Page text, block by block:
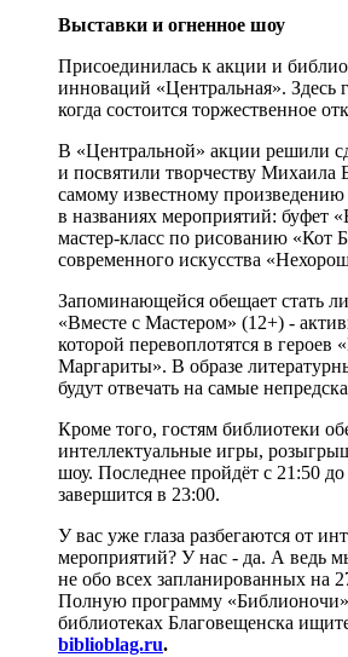
Выставки и огненное шоу
Присоединилась к акции и
инноваций «Центральная». Здесь
когда состоится торжественное
В «Центральной» акции решили
и посвятили творчеству Михаила
самому известному
в названиях мероприятий: буфет
мастер-класс по рисованию «Кот
современного искусства
Запоминающейся обещает стать
«Вместе с Мастером» (12+) -
которой перевоплотятся в героев
Маргариты». В образе
будут отвечать на самые
Кроме того, гостям библиотеки
интеллектуальные игры,
шоу. Последнее пройдёт с 21:50
завершится в 23:00.
У вас уже глаза разбегаются от
мероприятий? У нас - да. А ведь
не обо всех запланированных на
Полную программу
библиотеках Благовещенска
biblioblag.ru.